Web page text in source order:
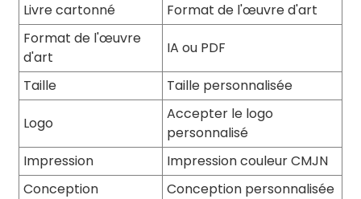
Livre cartonné
Format de l'œuvre d'art
Format de l'œuvre
d'art
IA ou PDF
Taille Taille personnalisée
Logo
Accepter le logo
personnalisé
Impression
Impression couleur CMJN
Conception
Conception personnalisée